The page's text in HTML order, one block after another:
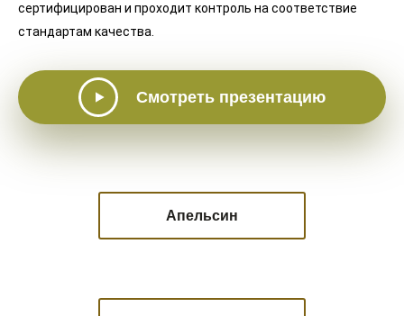
сертифицирован и проходит контроль на соответствие
стандартам качества.
Смотреть презентацию
Апельсин